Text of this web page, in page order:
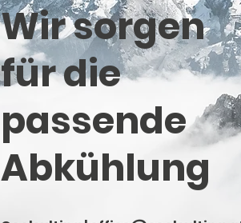
Wir sorgen
für die
passende
Abkühlung